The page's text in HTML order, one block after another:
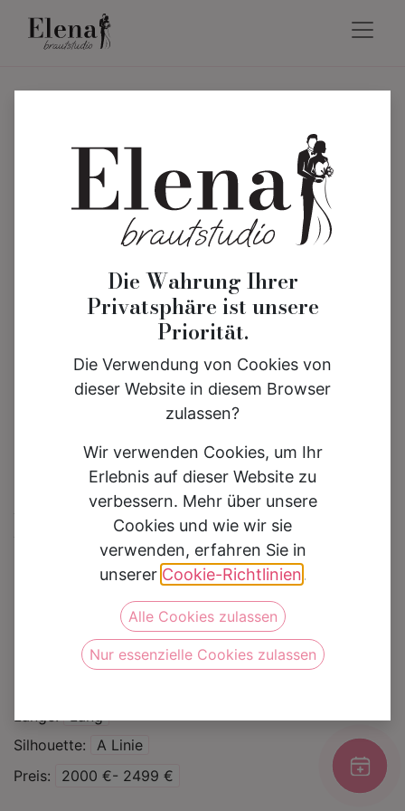
Brautkleid Giulia
Auf die Wunschliste
Brautkleider
Etoile by Enzoani
Länge
Lang
Silhouette
A Linie
Preis
2000 €- 2499 €
Die Wahrung Ihrer
Privatsphäre ist unsere
Priorität.
Die Verwendung von Cookies von
dieser Website in diesem Browser
zulassen?
Wir verwenden Cookies, um Ihr
Erlebnis auf dieser Website zu
verbessern. Mehr über unsere
Cookies und wie wir sie
verwenden, erfahren Sie in
unserer Cookie-Richtlinien.
Alle Cookies zulassen
Nur essenzielle Cookies zulassen